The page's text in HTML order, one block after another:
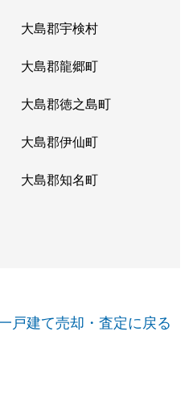
大島郡宇検村
大島郡龍郷町
大島郡徳之島町
大島郡伊仙町
大島郡知名町
戸建て売却・査定に戻る